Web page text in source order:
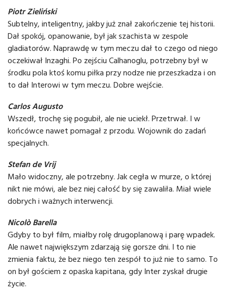
Piotr Zieliński
Subtelny, inteligentny, jakby już znał zakończenie tej historii.
Dał spokój, opanowanie, był jak szachista w zespole
gladiatorów. Naprawdę w tym meczu dał to czego od niego
oczekiwał Inzaghi. Po zejściu Calhanoglu, potrzebny był w
środku pola ktoś komu piłka przy nodze nie przeszkadza i on
to dał Interowi w tym meczu. Dobre wejście.
Carlos Augusto
Wszedł, trochę się pogubił, ale nie uciekł. Przetrwał. I w
końcówce nawet pomagał z przodu. Wojownik do zadań
specjalnych.
Stefan de Vrij
Mało widoczny, ale potrzebny. Jak cegła w murze, o której
nikt nie mówi, ale bez niej całość by się zawaliła. Miał wiele
dobrych i ważnych interwencji.
Nicolò Barella
Gdyby to był film, miałby rolę drugoplanową i parę wpadek.
Ale nawet największym zdarzają się gorsze dni. I to nie
zmienia faktu, że bez niego ten zespół to już nie to samo. To
on był gościem z opaska kapitana, gdy Inter zyskał drugie
życie.